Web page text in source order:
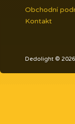
Obchodní
Kontakt
Dedolight ©